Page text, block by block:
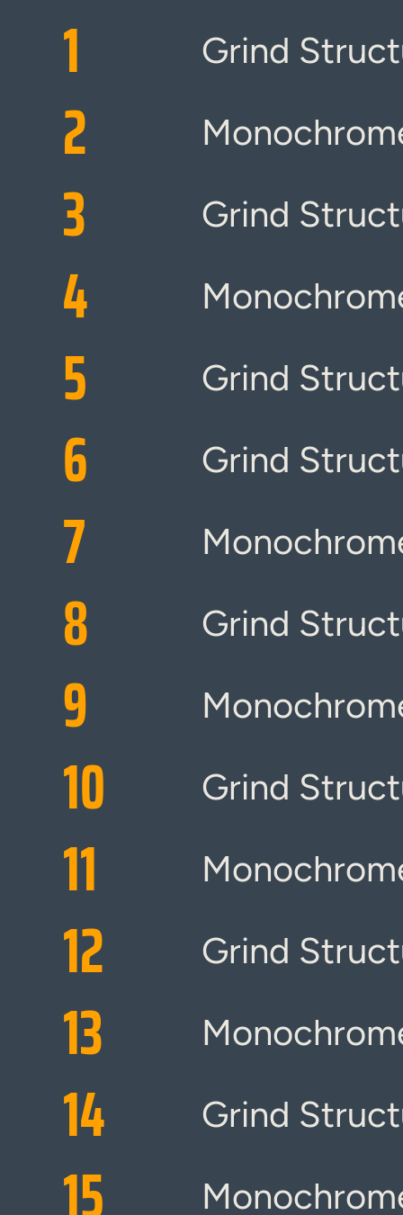
1 Grind
2
3 Grind
4
5 Grind
6 Grind
7
8 Grind
9
10 Grind
11
12 Grind
13
14 Grind